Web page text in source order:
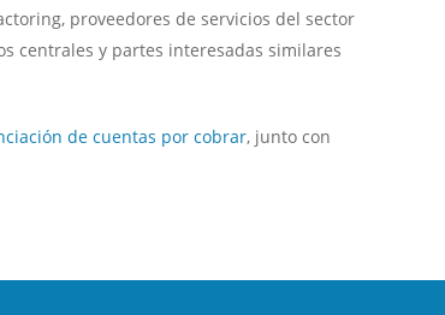
proveedores de servicios del sector
centrales y partes interesadas similares
de cuentas por cobrar, junto con